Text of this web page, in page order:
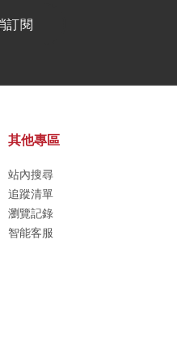
訂閱
其他專區
站內搜尋
追蹤清單
瀏覽記錄
智能客服